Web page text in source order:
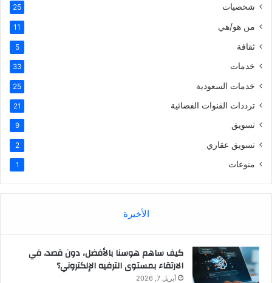
شخصيات 25
من هو/هي 11
ثقافة 5
خدمات 33
خدمات السعودية 25
ترددات القنوات الفضائية 21
تسويق 9
تسويق عقاري 2
منوعات 1
الأخيرة
كيف ساهم هوسنا بالأفضل، دون قصد، في
الارتقاء بمستوى الترفيه الإلكتروني؟
أبريل 7, 2026